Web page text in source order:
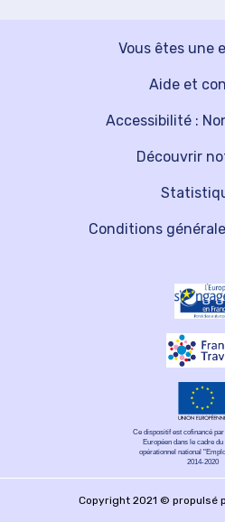
Vous êtes une
Découvrir
Aide et
Accessibilité :
Conditions
Ce dispositif est cofinancé
Européen dans le cadre
opérationnel national
2014-2020
Copyright 2021 © propulsé